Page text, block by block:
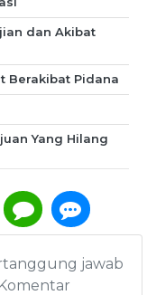
dan Akibat
Berakibat Pidana
Yang Hilang
jawab